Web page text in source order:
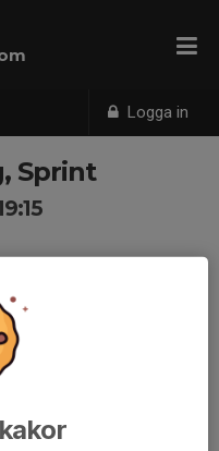
Logga in
Sprint
en nyritad del av
Maps